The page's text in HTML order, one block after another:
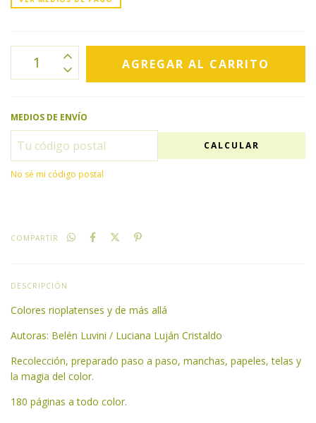
MEDIOS DE ENVÍO
CALCULAR
No sé mi código postal
COMPARTIR
DESCRIPCIÓN
Colores rioplatenses y de más allá
Autoras: Belén Luvini / Luciana Luján Cristaldo
Recolección, preparado paso a paso, manchas, papeles, telas y
la magia del color.
180 páginas a todo color.